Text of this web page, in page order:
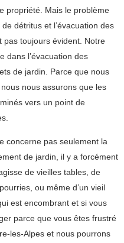
propriété. Mais le problème
détritus et l’évacuation des
pas toujours évident. Notre
dans l’évacuation des
de jardin. Parce que nous
nous assurons que les
vers un point de
concerne pas seulement la
de jardin, il y a forcément
de vieilles tables, de
ou même d’un vieil
est encombrant et si vous
parce que vous êtes frustré
les-Alpes et nous pourrons